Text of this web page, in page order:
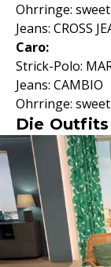
Ohrringe:
Jeans: CROSS
Caro:
Strick-Polo:
Jeans: CAMBIO
Ohrringe:
Die Outfits